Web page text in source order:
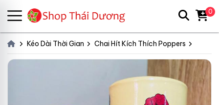
Kéo Dài Thời Gian Chai Hít Kích Thích Poppers
0